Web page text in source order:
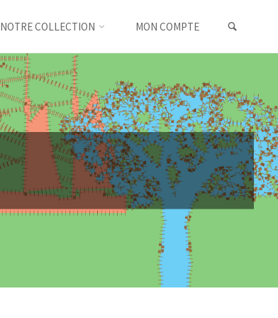
NOTRE COLLECTION MON COMPTE